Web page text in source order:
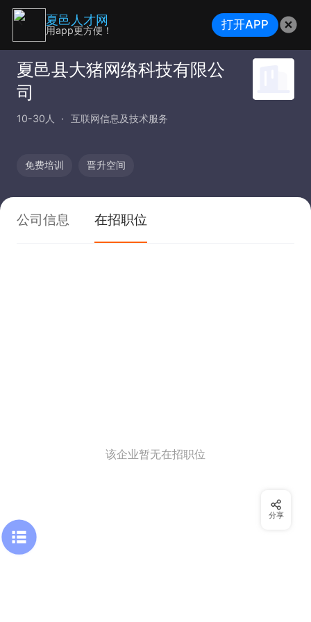
夏邑县大猪网络科技有限公
司
10-30人 互联网信息及技术服务
免费培训 晋升空间
公司信息 在招职位
该企业暂无在招职位
分享
夏邑人才网
用app更方便！ 打开APP